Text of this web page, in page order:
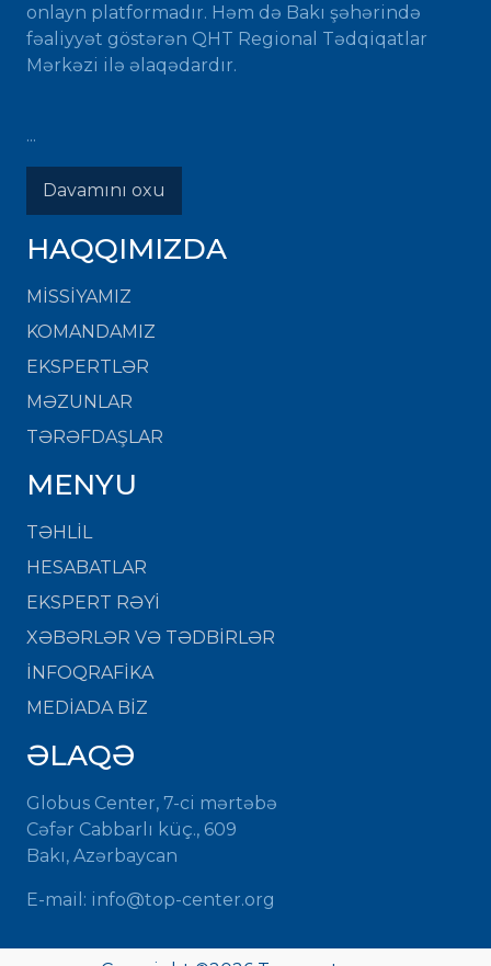
onlayn platformadır. Həm də Bakı şəhərində
fəaliyyət göstərən QHT Regional Tədqiqatlar
Mərkəzi ilə əlaqədardır.
...
Davamını oxu
HAQQIMIZDA
MISSIYAMIZ
KOMANDAMIZ
EKSPERTLƏR
MƏZUNLAR
TƏRƏFDAŞLAR
MENYU
TƏHLİL
HESABATLAR
EKSPERT RƏYİ
XƏBƏRLƏR VƏ TƏDBİRLƏR
İNFOQRAFİKA
MEDİADA BİZ
ƏLAQƏ
Globus Center, 7-ci mərtəbə
Cəfər Cabbarlı küç., 609
Bakı, Azərbaycan
E-mail: info@top-center.org